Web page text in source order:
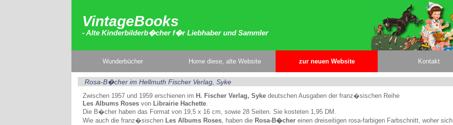
VintageBooks
- Alte Kinderbilderb�cher f�r Liebhaber und Sammler
Wunderbücher Home diese, alte Website zur neuen Website Kontakt
Rosa-B�cher im Hellmuth Fischer Verlag, Syke
Zwischen 1957 und 1959 erschienen im H. Fischer Verlag, Syke deutschen Ausgaben der franz�sischen Reihe
Les Albums Roses von Librairie Hachette.
Die B�cher haben das Format von 19,5 x 16 cm, sowie 28 Seiten. Sie kosteten 1,95 DM.
Wie auch die franz�sischen Les Albums Roses, haben die Rosa-B�cher einen dreiseitigen rosa-farbigen Farbschnitt, woher sich